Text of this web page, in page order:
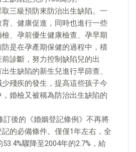
三級預防來防治出生缺陷。一
、健康促進，同時也進行一些
、孕前優生健康檢查、孕早期
是在孕產期保健的過程中，積
診斷，努力控制缺陷兒的出
生缺陷的新生兒進行早篩查、
殘疾的發生，提高這些孩子今
婚檢又被稱為防治出生缺陷的
訂後的《婚姻登記條例》不再將
的必備條件。僅僅1年左右，全
驟降至2004年的2.7%，給